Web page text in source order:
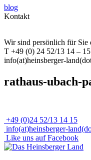
blog
Kontakt
Wir sind persönlich für Sie
T +49 (0) 24 52/13 14 – 15
info(at)heinsberger-
rathaus-ubach-
+49 (0)24 52/13 14 15
info(at)heinsberger-
Like uns auf Facebook